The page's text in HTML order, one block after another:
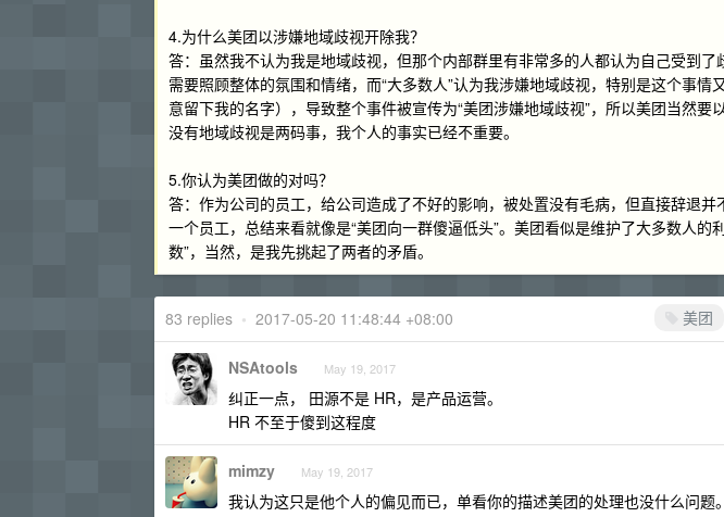
4.为什么美团以涉嫌地域歧视开除我？
答：虽然我不认为我是地域歧视，但那个内部群里有非常多的人都认为自己受到
需要照顾整体的氛围和情绪，而“大多数人”认为我涉嫌地域歧视，特别是这个事情
意留下我的名字），导致整个事件被宣传为“美团涉嫌地域歧视”，所以美团当然要
没有地域歧视是两码事，我个人的事实已经不重要。
5.你认为美团做的对吗？
答：作为公司的员工，给公司造成了不好的影响，被处置没有毛病，但直接辞退
一个员工，总结来看就像是“美团向一群傻逼低头”。美团看似是维护了大多数人的
数”，当然，是我先挑起了两者的矛盾。
美团
83 replies • 2017-05-20 11:48:44 +08:00
NSAtools May 19, 2017
纠正一点， 田源不是 HR，是产品运营。
HR 不至于傻到这程度
mimzy May 19, 2017
我认为这只是他个人的偏见而已，单看你的描述美团的处理也没什么问题。